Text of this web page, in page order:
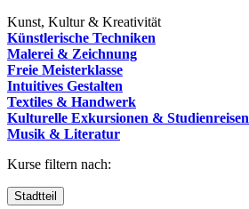
Kunst, Kultur & Kreativität
Künstlerische Techniken
Malerei & Zeichnung
Freie Meisterklasse
Intuitives Gestalten
Textiles & Handwerk
Kulturelle Exkursionen & Studienreisen
Musik & Literatur
Kurse filtern nach:
Stadtteil